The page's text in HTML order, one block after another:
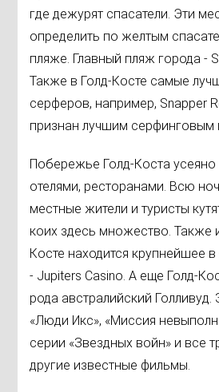
где дежурят спасатели. Эти
определить по желтым
пляже. Главный пляж города -
Также в Голд-Косте самые
серферов, например, Snapper
признан лучшим серфинговым
Побережье Голд-Коста
отелями, ресторанами. Всю
местные жители и туристы
коих здесь множество. Также
Косте находится крупнейшее
- Jupiters Casino. А еще Голд-
рода австралийский
«Люди Икс», «Миссия
серии «Звездных войн» и все
другие известные фильмы.